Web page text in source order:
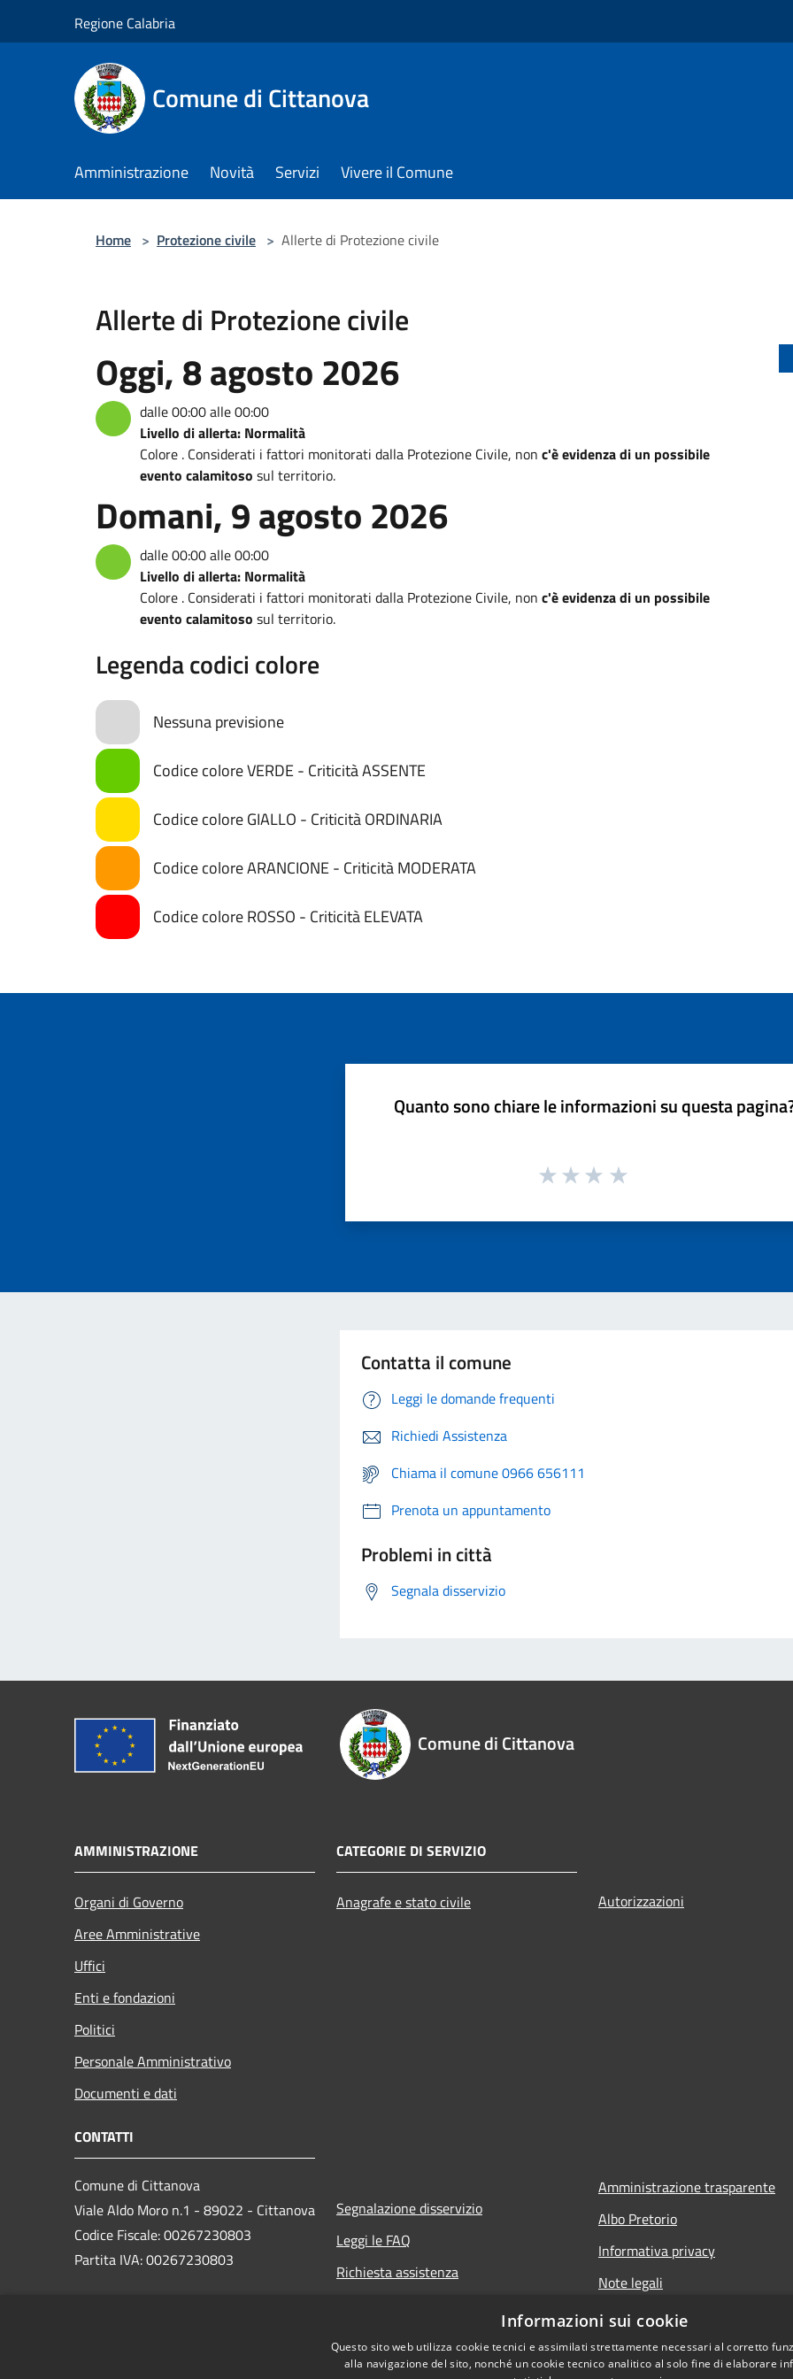
Regione Calabria
Comune di Cittanova
Amministrazione Novità Servizi Vivere il Comune
Home > Protezione civile > Allerte di Protezione civile
Allerte di Protezione civile
Oggi, 8 agosto 2026
dalle 00:00 alle 00:00
Livello di allerta: Normalità
Colore . Considerati i fattori monitorati dalla Protezione Civile, non c'è evidenza di un possibile
evento calamitoso sul territorio.
Domani, 9 agosto 2026
dalle 00:00 alle 00:00
Livello di allerta: Normalità
Colore . Considerati i fattori monitorati dalla Protezione Civile, non c'è evidenza di un possibile
evento calamitoso sul territorio.
Legenda codici colore
Nessuna previsione
Codice colore VERDE - Criticità ASSENTE
Codice colore GIALLO - Criticità ORDINARIA
Codice colore ARANCIONE - Criticità MODERATA
Codice colore ROSSO - Criticità ELEVATA
Quanto sono chiare le informazioni su questa
Contatta il comune
Leggi le domande frequenti
Richiedi Assistenza
Chiama il comune 0966 656111
Prenota un appuntamento
Problemi in città
Segnala disservizio
Comune di Cittanova
AMMINISTRAZIONE
Organi di Governo
Aree Amministrative
Uffici
Enti e fondazioni
Politici
Personale Amministrativo
Documenti e dati
CATEGORIE DI SERVIZIO
Anagrafe e stato civile Autorizzazioni
CONTATTI
Comune di Cittanova
Viale Aldo Moro n.1 - 89022 - Cittanova
Codice Fiscale: 00267230803
Partita IVA: 00267230803
Segnalazione disservizio
Leggi le FAQ
Richiesta assistenza
Amministrazione trasparente
Albo Pretorio
Informativa privacy
Note legali
Dichiarazione di accessibilità
Informazioni sui cookie
Questo sito web utilizza cookie tecnici e assimilati strettamente necessari al corretto
alla navigazione del sito, nonché un cookie tecnico analitico al solo fine di elaborare